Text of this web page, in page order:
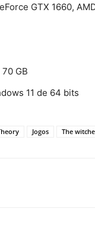
GTX 1660,
GB
11 de 64 bits
Jogos The